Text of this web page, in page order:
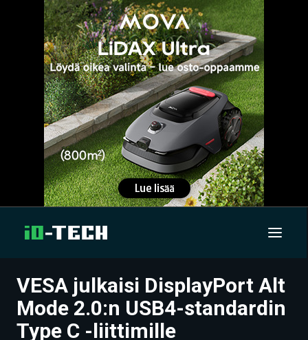
UUTISET
ARTIKKELIT
VESA julkaisi DisplayPort Alt
Mode 2.0:n USB4-standardin
Type C -liittimille